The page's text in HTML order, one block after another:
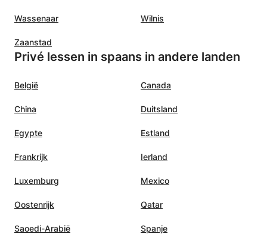
Wassenaar Wilnis
Zaanstad
Privé lessen in spaans in andere landen
België Canada
China Duitsland
Egypte Estland
Frankrijk Ierland
Luxemburg Mexico
Oostenrijk Qatar
Saoedi-Arabië Spanje